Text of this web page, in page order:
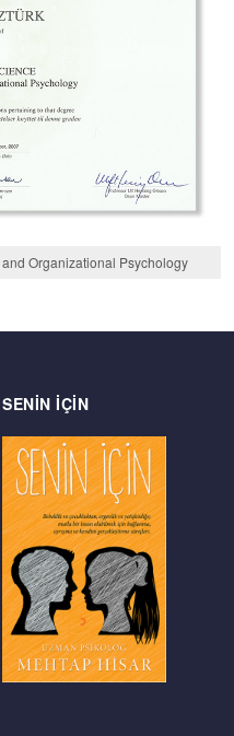
Organizational Psychology
SENIN IÇIN